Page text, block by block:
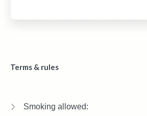
Terms & rules
Smoking allowed: